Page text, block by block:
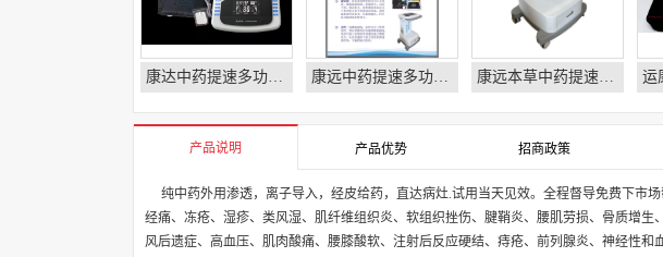
康达中药提速多功能治疗仪 康远中药提速多功能治疗仪-运康达华-康远本草多功能治疗仪 康远本草中药提速多功能治疗仪-华大康运-康达中药提速-运康达华中药提速治疗仪
产品说明 产品优势 招商政策
纯中药外用渗透，离子导入，经皮给药，直达病灶.试用当天见效。全程督导免费下市场
经痛、冻疮、湿疹、类风湿、肌纤维组织炎、软组织挫伤、腱鞘炎、腰肌劳损、骨质增
风后遗症、高血压、肌肉酸痛、腰膝酸软、注射后反应硬结、痔疮、前列腺炎、神经性